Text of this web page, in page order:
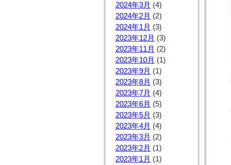
2024年3月 (4)
2024年2月 (2)
2024年1月 (3)
2023年12月 (3)
2023年11月 (2)
2023年10月 (1)
2023年9月 (1)
2023年8月 (3)
2023年7月 (4)
2023年6月 (5)
2023年5月 (3)
2023年4月 (4)
2023年3月 (2)
2023年2月 (1)
2023年1月 (1)